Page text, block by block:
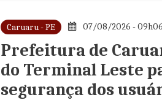
Caruaru - PE 07/08/2026 - 09h06
Prefeitura de
do Terminal Leste
segurança dos